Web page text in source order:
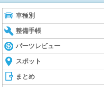
車種別
整備手帳
パーツレビュー
スポット
まとめ